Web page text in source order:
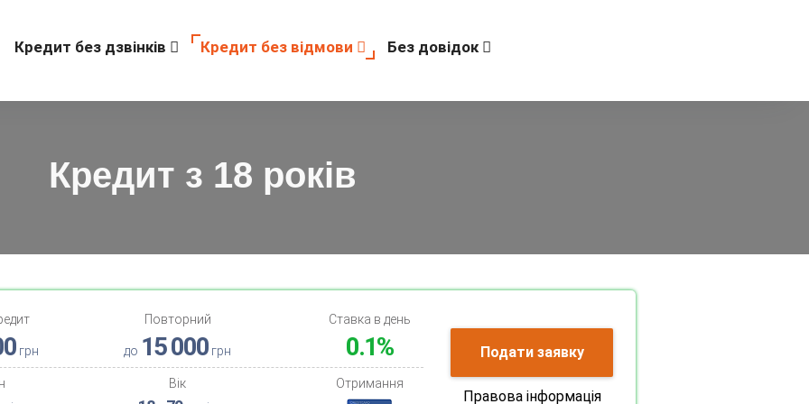
Кредит без дзвінків Кредит без відмови Без довідок
Кредит з 18 років
грн
Повторний
до 15 000грн
Ставка в день
0.1%
Вік Отримання
Подати заявку
Правова інформація